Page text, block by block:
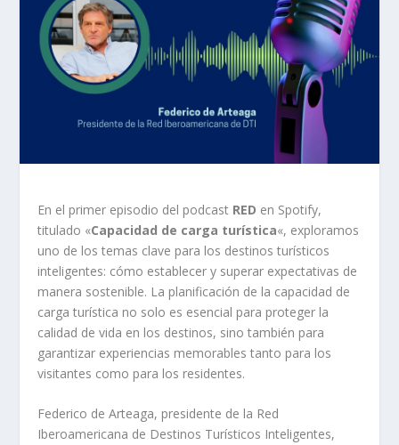
En el primer episodio del podcast RED en Spotify,
titulado «Capacidad de carga turística«, exploramos
uno de los temas clave para los destinos turísticos
inteligentes: cómo establecer y superar expectativas de
manera sostenible. La planificación de la capacidad de
carga turística no solo es esencial para proteger la
calidad de vida en los destinos, sino también para
garantizar experiencias memorables tanto para los
visitantes como para los residentes.
Federico de Arteaga, presidente de la Red
Iberoamericana de Destinos Turísticos Inteligentes,